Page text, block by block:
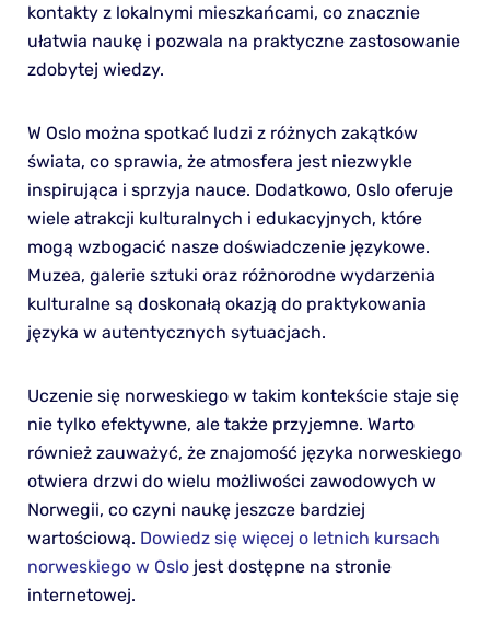
kontakty z lokalnymi mieszkańcami, co znacznie
ułatwia naukę i pozwala na praktyczne zastosowanie
zdobytej wiedzy.
W Oslo można spotkać ludzi z różnych zakątków
świata, co sprawia, że atmosfera jest niezwykle
inspirująca i sprzyja nauce. Dodatkowo, Oslo oferuje
wiele atrakcji kulturalnych i edukacyjnych, które
mogą wzbogacić nasze doświadczenie językowe.
Muzea, galerie sztuki oraz różnorodne wydarzenia
kulturalne są doskonałą okazją do praktykowania
języka w autentycznych sytuacjach.
Uczenie się norweskiego w takim kontekście staje się
nie tylko efektywne, ale także przyjemne. Warto
również zauważyć, że znajomość języka norweskiego
otwiera drzwi do wielu możliwości zawodowych w
Norwegii, co czyni naukę jeszcze bardziej
wartościową. Dowiedz się więcej o letnich kursach
norweskiego w Oslojest dostępne na stronie
internetowej.